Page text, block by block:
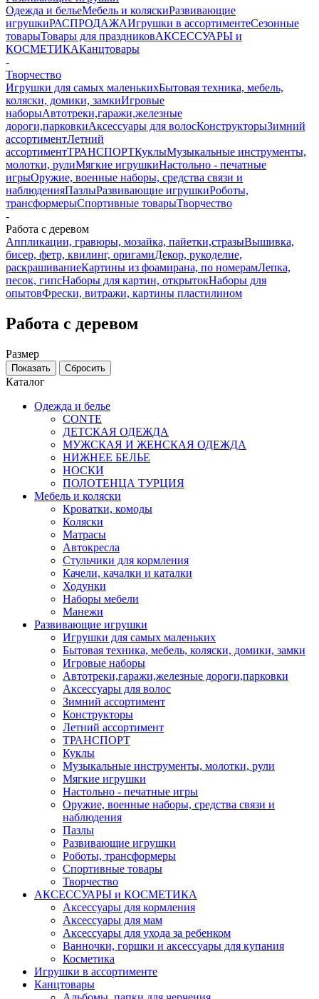
Одежда и бельеМебель и коляскиРазвивающие
игрушкиРАСПРОДАЖАИгрушки в ассортиментеСезонные
товарыТовары для праздниковАКСЕССУАРЫ и
КОСМЕТИКАКанцтовары
-
Творчество
Игрушки для самых маленькихБытовая техника, мебель,
коляски, домики, замкиИгровые
наборыАвтотреки,гаражи,железные
дороги,парковкиАксессуары для волосКонструкторыЗимний
ассортиментЛетний
ассортиментТРАНСПОРТКуклыМузыкальные инструменты,
молотки, рулиМягкие игрушкиНастольно - печатные
игрыОружие, военные наборы, средства связи и
наблюденияПазлыРазвивающие игрушкиРоботы,
трансформерыСпортивные товарыТворчество
-
Работа с деревом
Аппликации, гравюры, мозайка, пайетки,стразыВышивка,
бисер, фетр, квилинг, оригамиДекор, рукоделие,
раскрашиваниеКартины из фоамирана, по номерамЛепка,
песок, гипсНаборы для картин, открытокНаборы для
опытовФрески, витражи, картины пластилином
Работа с деревом
Размер
Каталог
Одежда и белье
CONTE
ДЕТСКАЯ ОДЕЖДА
МУЖСКАЯ И ЖЕНСКАЯ ОДЕЖДА
НИЖНЕЕ БЕЛЬЕ
НОСКИ
ПОЛОТЕНЦА ТУРЦИЯ
Мебель и коляски
Кроватки, комоды
Коляски
Матрасы
Автокресла
Стульчики для кормления
Качели, качалки и каталки
Ходунки
Наборы мебели
Манежи
Развивающие игрушки
Игрушки для самых маленьких
Бытовая техника, мебель, коляски, домики, замки
Игровые наборы
Автотреки,гаражи,железные дороги,парковки
Аксессуары для волос
Зимний ассортимент
Конструкторы
Летний ассортимент
ТРАНСПОРТ
Куклы
Музыкальные инструменты, молотки, рули
Мягкие игрушки
Настольно - печатные игры
Оружие, военные наборы, средства связи и
наблюдения
Пазлы
Развивающие игрушки
Роботы, трансформеры
Спортивные товары
Творчество
АКСЕССУАРЫ и КОСМЕТИКА
Аксессуары для кормления
Аксессуары для мам
Аксессуары для ухода за ребенком
Ванночки, горшки и аксессуары для купания
Косметика
Игрушки в ассортименте
Канцтовары